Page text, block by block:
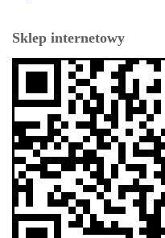
Sklep internetowy